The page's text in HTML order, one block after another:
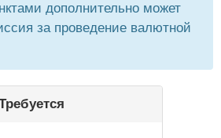
дополнительно может
за проведение валютной